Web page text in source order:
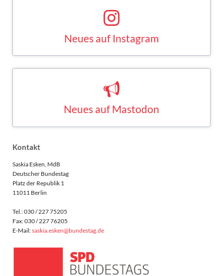
Kontakt
Saskia Esken, MdB
Deutscher Bundestag
Platz der Republik 1
11011 Berlin
Tel.: 030 / 227 75205
Fax: 030 / 227 76205
E-Mail:saskia.esken@bundestag.de